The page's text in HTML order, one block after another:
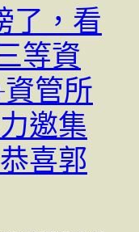
了，看
等資
管所
邀集
喜郭